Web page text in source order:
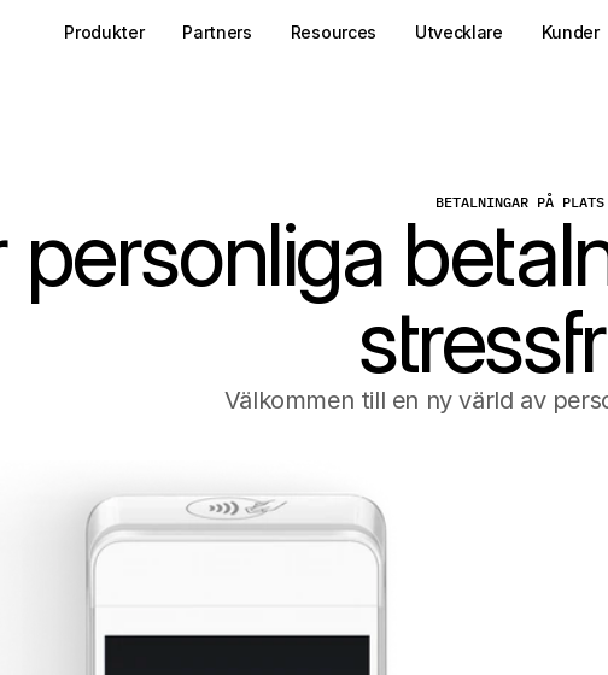
BETALNINGAR PÅ PLATS
personliga
Välkommen till en ny värld av
Produkter Partners Resources Utvecklare Kunder